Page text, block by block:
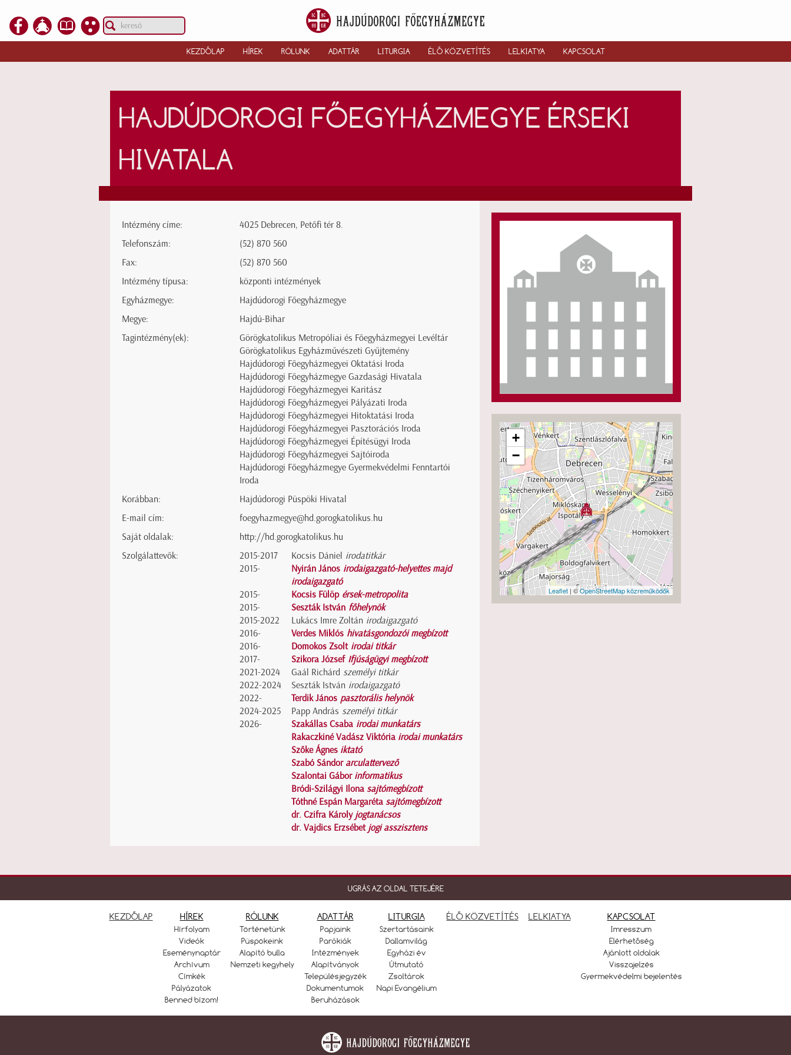
KEZDŐLAP HÍREK RÓLUNK ADATTÁR LITURGIA ÉLŐ KÖZVETÍTÉS LELKIATYA KAPCSOLAT
HAJDÚDOROGI FŐEGYHÁZMEGYE ÉRSEKI
HIVATALA
+
−
Leaflet | ©OpenStreetMap közreműködők
Intézmény címe:
4025 Debrecen, Petőfi tér 8.
Telefonszám:
(52) 870 560
Fax:
(52) 870 560
Intézmény típusa:
központi intézmények
Egyházmegye:
Hajdúdorogi Főegyházmegye
Megye:
Hajdú-Bihar
Tagintézmény(ek):
Görögkatolikus Metropóliai és Főegyházmegyei Levéltár
Görögkatolikus Egyházművészeti Gyűjtemény
Hajdúdorogi Főegyházmegyei Oktatási Iroda
Hajdúdorogi Főegyházmegye Gazdasági Hivatala
Hajdúdorogi Főegyházmegyei Karitász
Hajdúdorogi Főegyházmegyei Pályázati Iroda
Hajdúdorogi Főegyházmegyei Hitoktatási Iroda
Hajdúdorogi Főegyházmegyei Pasztorációs Iroda
Hajdúdorogi Főegyházmegyei Építésügyi Iroda
Hajdúdorogi Főegyházmegyei Sajtóiroda
Hajdúdorogi Főegyházmegye Gyermekvédelmi Fenntartói
Iroda
Korábban:
Hajdúdorogi Püspöki Hivatal
E-mail cím:
foegyhazmegye@hd.gorogkatolikus.hu
Saját oldalak:
http://hd.gorogkatolikus.hu
Szolgálattevők:
2015-2017 Kocsis Dániel irodatitkár
2015-
Nyirán János irodaigazgató-helyettes majd
irodaigazgató
2015-
Kocsis Fülöp érsek-metropolita
2015-
Seszták István főhelynök
2015-2022
Lukács Imre Zoltán irodaigazgató
2016-
Verdes Miklós hivatásgondozói megbízott
2016-
Domokos Zsolt irodai titkár
2017-
Szikora József Ifjúságügyi megbízott
2021-2024
Gaál Richárd személyi titkár
2022-2024
Seszták István irodaigazgató
2022-
Terdik János pasztorális helynök
2024-2025
Papp András személyi titkár
2026-
Szakállas Csaba irodai munkatárs
Rakaczkiné Vadász Viktória irodai munkatárs
Szőke Ágnes iktató
Szabó Sándor arculattervező
Szalontai Gábor informatikus
Bródi-Szilágyi Ilona sajtómegbízott
Tóthné Espán Margaréta sajtómegbízott
dr. Czifra Károly jogtanácsos
dr. Vajdics Erzsébet jogi asszisztens
UGRÁS AZ OLDAL TETEJÉRE
KEZDŐLAP HÍREK
Hírfolyam
Videók
Eseménynaptár
Archívum
Címkék
Pályázatok
Benned bízom!
RÓLUNK
Történetünk
Püspökeink
Alapító bulla
Nemzeti kegyhely
ADATTÁR
Papjaink
Parókiák
Intézmények
Alapítványok
Településjegyzék
Dokumentumok
Beruházások
LITURGIA
Szertartásaink
Dallamvilág
Egyházi év
Útmutató
Zsoltárok
Napi Evangélium
ÉLŐ KÖZVETÍTÉS LELKIATYA KAPCSOLAT
Imresszum
Elérhetőség
Ajánlott oldalak
Visszajelzés
Gyermekvédelmi bejelentés